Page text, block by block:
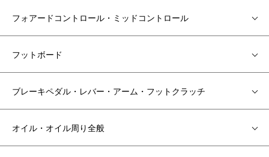
フォアードコントロール・ミッドコントロール
フットボード
ブレーキペダル・レバー・アーム・フットクラッチ
オイル・オイル周り全般